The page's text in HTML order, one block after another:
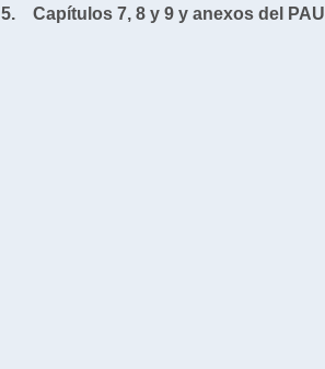
5. Capítulos 7, 8 y 9 y anexos del PAU